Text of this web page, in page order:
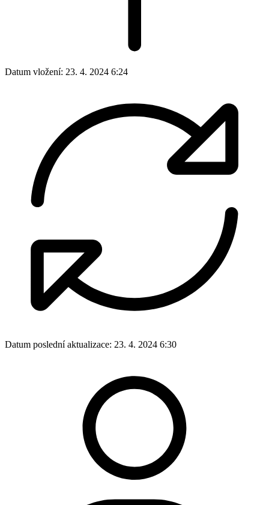
Datum vložení: 23. 4. 2024 6:24
Datum poslední aktualizace: 23. 4. 2024 6:30